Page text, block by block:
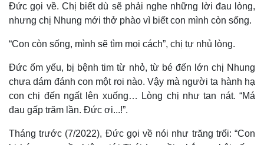
Pháp luật
Vụ án
Tin nóng
Vũ khí
Việt Nam
Đức gọi về. Chị biết dù sẽ phải nghe những lời đau lòng,
nhưng chị Nhung mới thở phào vì biết con mình còn sống.
“Con còn sống, mình sẽ tìm mọi cách”, chị tự nhủ lòng.
Đức ốm yếu, bị bệnh tim từ nhỏ, từ bé đến lớn chị Nhung
chưa dám đánh con một roi nào. Vậy mà người ta hành hạ
con chị đến ngất lên xuống… Lòng chị như tan nát. “Má
đau gấp trăm lần. Đức ơi...!”.
Tháng trước (7/2022), Đức gọi về nói như trăng trối: “Con